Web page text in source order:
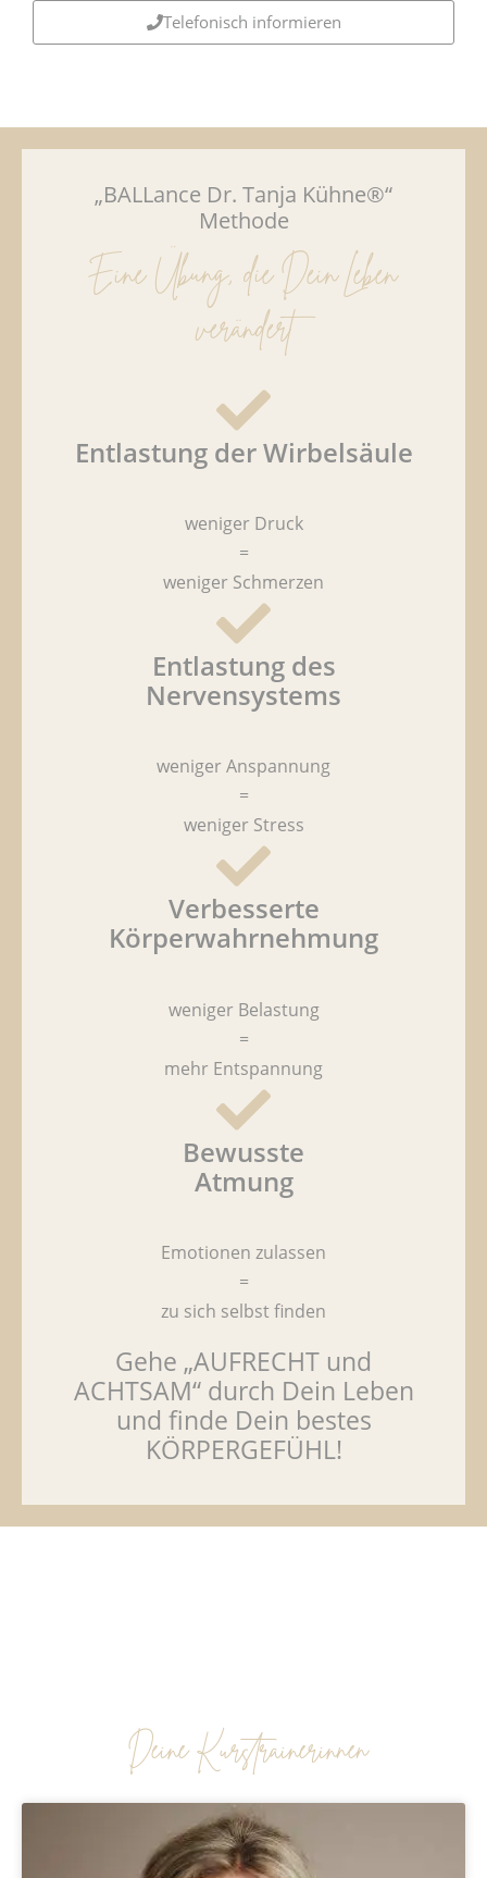
Telefonisch informieren
„BALLance Dr. Tanja Kühne®“
Methode
Eine Übung, die Dein Leben
verändert
Entlastung der Wirbelsäule
weniger Druck
=
weniger Schmerzen
Entlastung des
Nervensystems
weniger Anspannung
=
weniger Stress
Verbesserte
Körperwahrnehmung
weniger Belastung
=
mehr Entspannung
Bewusste
Atmung
Emotionen zulassen
=
zu sich selbst finden
Gehe „AUFRECHT und
ACHTSAM“ durch Dein Leben
und finde Dein bestes
KÖRPERGEFÜHL!
Deine Kurstrainerinnen